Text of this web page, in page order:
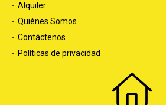
Alquiler
Quiénes Somos
Contáctenos
Políticas de privacidad